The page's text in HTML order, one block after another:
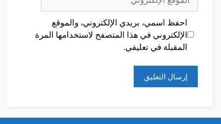
الإلكتروني
احفظ اسمي، بريدي الإلكتروني، والموقع
الإلكتروني في هذا المتصفح لاستخدامها المرة
المقبلة في تعليقي.